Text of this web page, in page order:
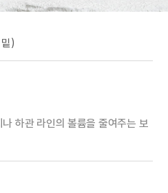
)
하관 라인의 볼륨을 줄여주는 보